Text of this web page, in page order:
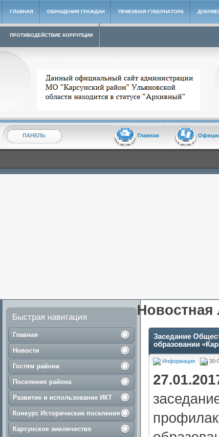
ГЛАВНАЯ ОБРАЩЕНИЯ ГРАЖДАН ПРИЕМНАЯ ГУБЕРНАТОРА
ПРОТИВОДЕЙСТВИЕ КОРРУПЦИИ
Архивный сайт администрации МО "Карсунский район"
ПАНЕЛЬ Главная
Быстрая навигация
Главная
Новости
Гостям района
Поселения района
Развитие и использование ИКТ
Конкурс Исторические поселения
Карсунское землячество
Новостная
Заседание
образовании
Информация 30-